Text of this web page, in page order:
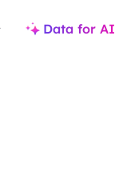
Data for AI